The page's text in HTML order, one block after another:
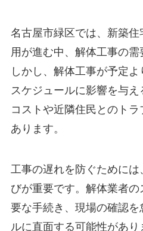
名古屋市緑区では、新築
用が進む中、解体工事の需
しかし、解体工事が予定
スケジュールに影響を与
コストや近隣住民とのト
あります。
工事の遅れを防ぐために
びが重要です。解体業者
要な手続き、現場の確認
ルに直面する可能性があ